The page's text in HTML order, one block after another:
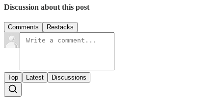
Discussion about this post
Comments Restacks
Top Latest Discussions